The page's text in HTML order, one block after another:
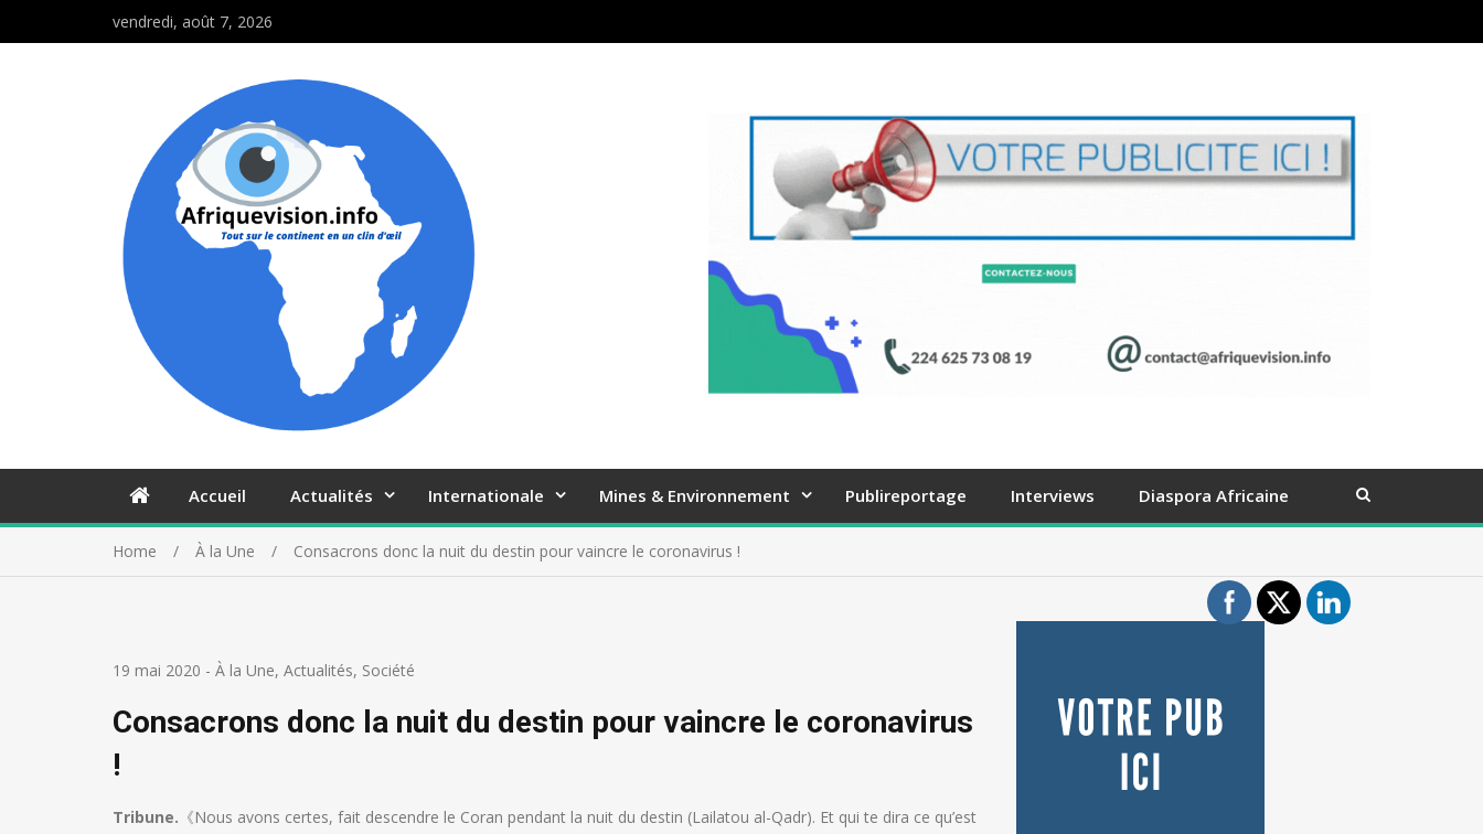
vendredi, août 7, 2026
Accueil Actualités Internationale Mines & Environnement Publireportage Interviews Diaspora Africaine
Home À la Une Consacrons donc la nuit du destin pour vaincre le coronavirus !
19 mai 2020 - À la Une, Actualités, Société
Consacrons donc la nuit du destin pour vaincre le coronavirus
!
Tribune. 《Nous avons certes, fait descendre le Coran pendant la nuit du destin (Lailatou al-Qadr). Et qui te dira ce qu’est